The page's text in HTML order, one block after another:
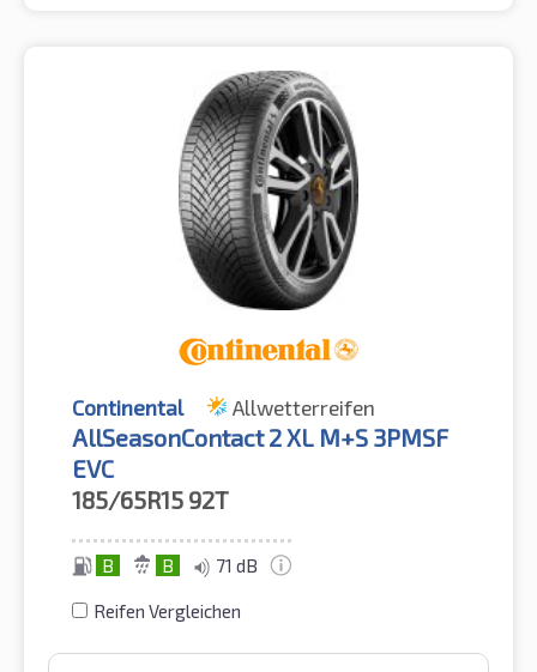
Continental Allwetterreifen
AllSeasonContact 2 XL M+S 3PMSF
EVC
185/65R15 92T
B B 71 dB
Reifen Vergleichen